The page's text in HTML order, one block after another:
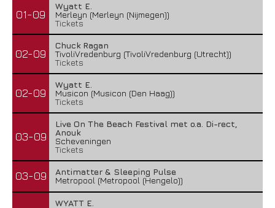
01-09
Wyatt E.
Merleyn (Merleyn (Nijmegen))
Tickets
02-09
Chuck Ragan
TivoliVredenburg (TivoliVredenburg (Utrecht))
Tickets
02-09
Wyatt E.
Musicon (Musicon (Den Haag))
Tickets
03-09
Live On The Beach Festival met o.a. Di-rect,
Anouk
Scheveningen
Tickets
03-09
Antimatter & Sleeping Pulse
Metropool (Metropool (Hengelo))
WYATT E.